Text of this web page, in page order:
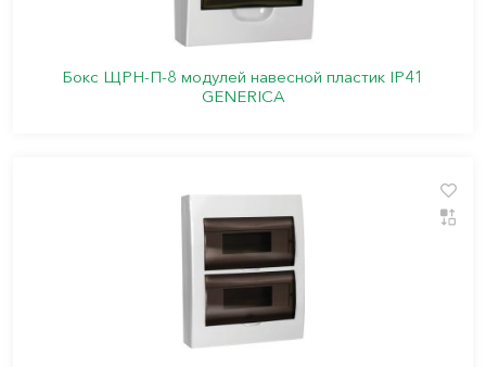
Бокс ЩРН-П-8 модулей навесной пластик IP41
GENERICA